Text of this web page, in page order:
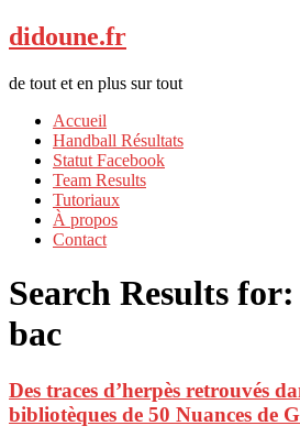
didoune.fr
de tout et en plus sur tout
Accueil
Handball Résultats
Statut Facebook
Team Results
Tutoriaux
À propos
Contact
Search Results for:
bac
Des traces d’herpès retrouvés
bibliotèques de 50 Nuances de